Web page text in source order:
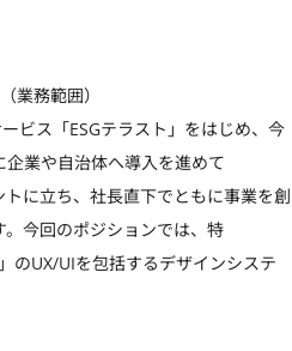
業務範囲）
ビス「ESGテラスト」をはじめ、今
業や自治体へ導入を進めて
に立ち、社長直下でともに事業を創
今回のポジションでは、特
のUX/UIを包括するデザインシステ